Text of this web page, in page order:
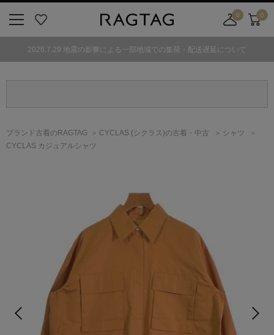
気
0
舗
カ
ト
0
2026.7.29 地震の影響による一部地域での集荷・配送遅延について
ブランド古着のRAGTAG CYCLAS (シクラス)の古着・中古
シャツ
CYCLAS カジュアルシャツ